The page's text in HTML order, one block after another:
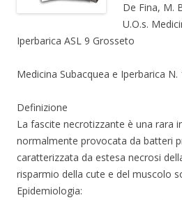
De Fina, M.
U.O.s.
Iperbarica ASL 9 Grosseto
Medicina Subacquea e Iperbarica
Definizione
La fascite necrotizzante è una rara
normalmente provocata da batteri
caratterizzata da estesa necrosi
risparmio della cute e del muscolo
Epidemiologia: